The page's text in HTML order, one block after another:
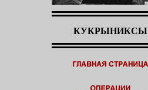
КУКРЫНИКСЫ